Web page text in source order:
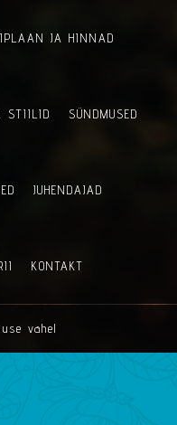
JA HINNAD
STIILID SÜNDMUSED
JUHENDAJAD
KONTAKT
vahel